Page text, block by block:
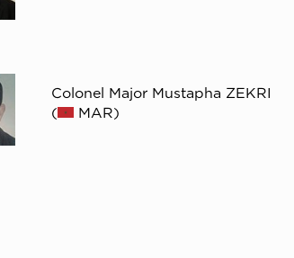
Colonel Major Mustapha ZEKRI
(
MAR)